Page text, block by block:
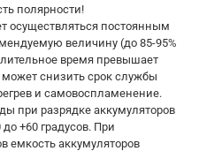
полярности!
осуществляться постоянным
величину (до 85-95%
время превышает
снизить срок службы
и самовоспламенение.
при разрядке аккумуляторов
+60 градусов. При
емкость аккумуляторов